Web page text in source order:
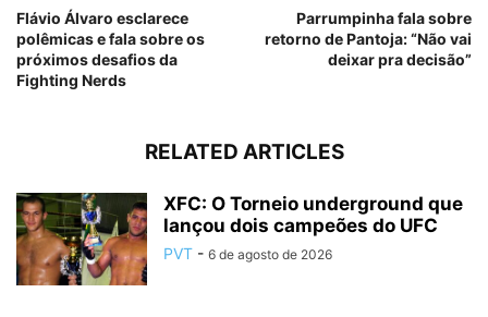
Flávio Álvaro esclarece
polêmicas e fala sobre os
próximos desafios da
Fighting Nerds
Parrumpinha fala sobre
retorno de Pantoja: “Não vai
deixar pra decisão”
RELATED ARTICLES
XFC: O Torneio underground que
lançou dois campeões do UFC
PVT - 6 de agosto de 2026